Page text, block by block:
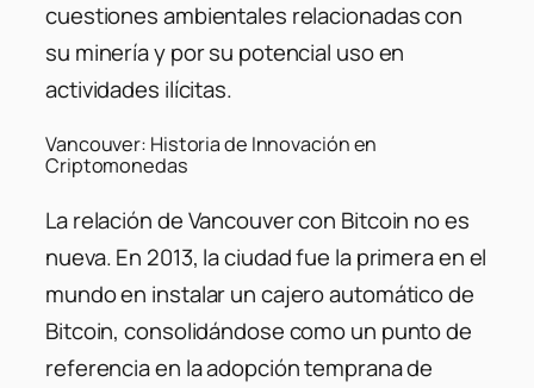
cuestiones ambientales relacionadas con
su minería y por su potencial uso en
actividades ilícitas.
Vancouver: Historia de Innovación en
Criptomonedas
La relación de Vancouver con Bitcoin no es
nueva. En 2013, la ciudad fue la primera en el
mundo en instalar un cajero automático de
Bitcoin, consolidándose como un punto de
referencia en la adopción temprana de